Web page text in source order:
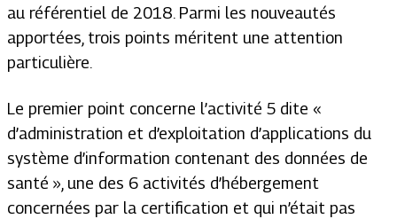
au référentiel de 2018. Parmi les nouveautés
apportées, trois points méritent une attention
particulière.
Le premier point concerne l’activité 5 dite «
d’administration et d’exploitation d’applications du
système d’information contenant des données de
santé », une des 6 activités d’hébergement
concernées par la certification et qui n’était pas